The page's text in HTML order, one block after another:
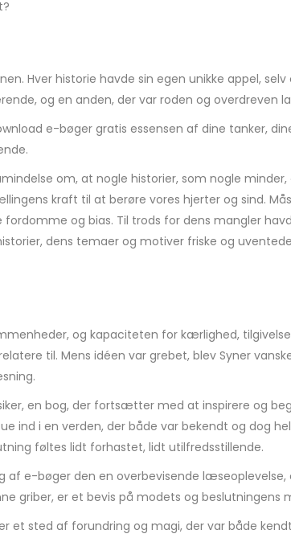
Hver historie havde sin egen unikke appel,
og en anden, der var roden og overdreven
e-bøger gratis essensen af dine tanker,
om, at nogle historier, som nogle
kraft til at berøre vores hjerter og sind.
og bias. Til trods for dens mangler
dens temaer og motiver friske og
og kapaciteten for kærlighed,
til. Mens idéen var grebet, blev Syner
en bog, der fortsætter med at inspirere og
ind i en verden, der både var bekendt og dog
føltes lidt forhastet, lidt utilfredsstillende.
e-bøger den en overbevisende
griber, er et bevis på modets og
et sted af forundring og magi, der var både